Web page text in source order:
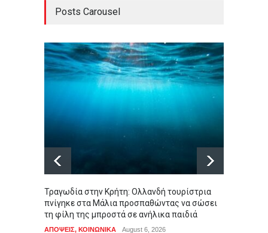
Posts Carousel
Τραγωδία στην Κρήτη: Ολλανδή τουρίστρια
πνίγηκε στα Μάλια προσπαθώντας να σώσει
τη φίλη της μπροστά σε ανήλικα παιδιά
ΑΠΟΨΕΙΣ, ΚΟΙΝΩΝΙΚΑ August 6, 2026